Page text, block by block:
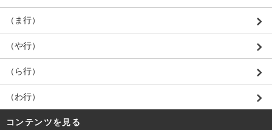
（ま行）
（や行）
（ら行）
（わ行）
コンテンツを見る